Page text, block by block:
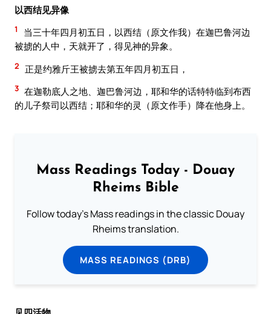
以西结见异像
1
当三十年四月初五日，以西结（原文作我）在迦巴鲁河边
被掳的人中，天就开了，得见神的异象。
2 正是约雅斤王被掳去第五年四月初五日，
3 在迦勒底人之地、迦巴鲁河边，耶和华的话特特临到布西
的儿子祭司以西结；耶和华的灵（原文作手）降在他身上。
Mass Readings Today - Douay
Rheims Bible
Follow today's Mass readings in the classic Douay
Rheims translation.
MASS READINGS (DRB)